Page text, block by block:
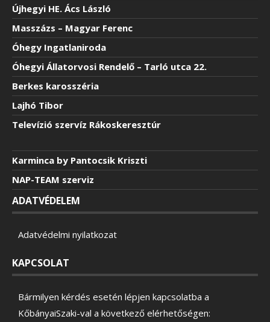
Újhegyi HE. Ács László
Masszázs – Magyar Ferenc
Óhegy Ingatlaniroda
Óhegyi Állatorvosi Rendelő – Tarló utca 22.
Berkes karosszéria
Lajhó Tibor
Televízió szervíz Rákoskeresztúr
Karminca by Pantocsik Kriszti
NAP-TEAM szerviz
ADATVÉDELEM
Adatvédelmi nyilatkozat
KAPCSOLAT
Bármilyen kérdés esetén lépjen kapcsolatba a
KőbányaiSzaki-val a következő elérhetőségen: